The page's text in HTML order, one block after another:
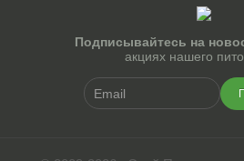
Подписывайтесь на
акциях нашего